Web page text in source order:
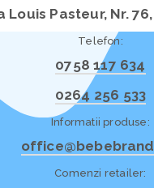
Louis Pasteur, Nr.
Telefon:
0758 117 634
0264 256 533
Informatii produse:
Comenzi retailer: